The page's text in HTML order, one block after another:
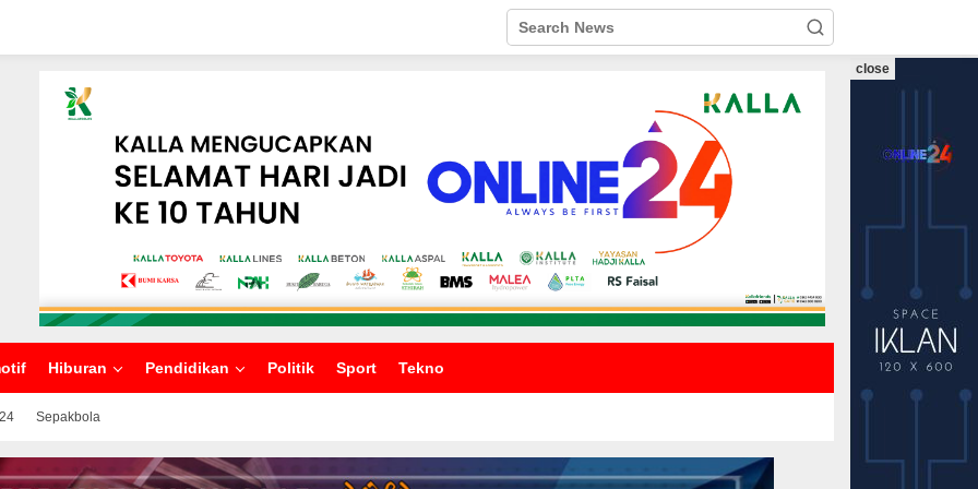
Hiburan Pendidikan Politik Sport Tekno
Sepakbola
close